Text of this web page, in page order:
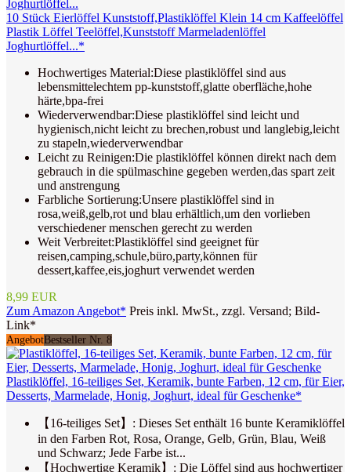
10 Stück Eierlöffel Kunststoff,Plastiklöffel Klein 14 cm Kaffeelöffel
Plastik Löffel Teelöffel,Kunststoff Marmeladenlöffel
Joghurtlöffel...*
Hochwertiges Material:Diese plastiklöffel sind aus
lebensmittelechtem pp-kunststoff,glatte oberfläche,hohe
härte,bpa-frei
Wiederverwendbar:Diese plastiklöffel sind leicht und
hygienisch,nicht leicht zu brechen,robust und langlebig,leicht
zu stapeln,wiederverwendbar
Leicht zu Reinigen:Die plastiklöffel können direkt nach dem
gebrauch in die spülmaschine gegeben werden,das spart zeit
und anstrengung
Farbliche Sortierung:Unsere plastiklöffel sind in
rosa,weiß,gelb,rot und blau erhältlich,um den vorlieben
verschiedener menschen gerecht zu werden
Weit Verbreitet:Plastiklöffel sind geeignet für
reisen,camping,schule,büro,party,können für
dessert,kaffee,eis,joghurt verwendet werden
8,99 EUR
Zum Amazon Angebot* Preis inkl. MwSt., zzgl. Versand; Bild-
Link*
AngebotBestseller Nr. 8
Plastiklöffel, 16-teiliges Set, Keramik, bunte Farben, 12 cm, für Eier,
Desserts, Marmelade, Honig, Joghurt, ideal für Geschenke*
【16-teiliges Set】: Dieses Set enthält 16 bunte Keramiklöffel
in den Farben Rot, Rosa, Orange, Gelb, Grün, Blau, Weiß
und Schwarz; Jede Farbe ist...
【Hochwertige Keramik】: Die Löffel sind aus hochwertiger